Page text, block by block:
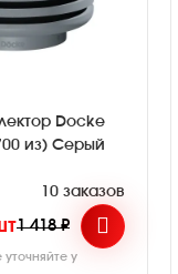
Docke
из) Серый
10 заказов
1 418 ₽
уточняйте у